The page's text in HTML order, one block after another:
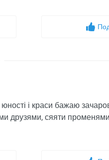
і краси бажаю
друзями, сяяти